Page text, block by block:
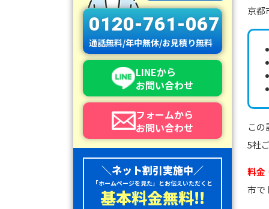
0120-761-067
通話無料/年中無休/お見積り無料
LINEから
お問い合わせ
フォームから
お問い合わせ
＼ネット割引実施中／
「ホームページを見た」とお伝えいただくと
基本料金無料!!
京都
この
5社
料金
市で